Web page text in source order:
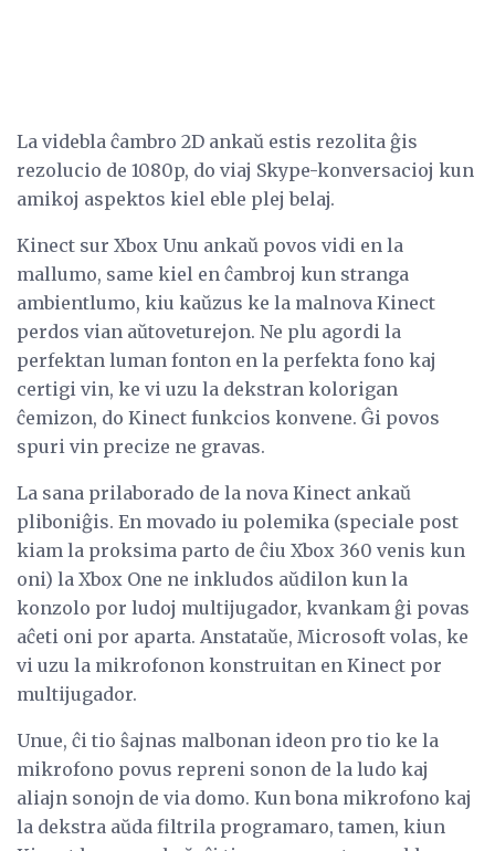
La videbla ĉambro 2D ankaŭ estis rezolita ĝis
rezolucio de 1080p, do viaj Skype-konversacioj kun
amikoj aspektos kiel eble plej belaj.
Kinect sur Xbox Unu ankaŭ povos vidi en la
mallumo, same kiel en ĉambroj kun stranga
ambientlumo, kiu kaŭzus ke la malnova Kinect
perdos vian aŭtoveturejon. Ne plu agordi la
perfektan luman fonton en la perfekta fono kaj
certigi vin, ke vi uzu la dekstran kolorigan
ĉemizon, do Kinect funkcios konvene. Ĝi povos
spuri vin precize ne gravas.
La sana prilaborado de la nova Kinect ankaŭ
pliboniĝis. En movado iu polemika (speciale post
kiam la proksima parto de ĉiu Xbox 360 venis kun
oni) la Xbox One ne inkludos aŭdilon kun la
konzolo por ludoj multijugador, kvankam ĝi povas
aĉeti oni por aparta. Anstataŭe, Microsoft volas, ke
vi uzu la mikrofonon konstruitan en Kinect por
multijugador.
Unue, ĉi tio ŝajnas malbonan ideon pro tio ke la
mikrofono povus repreni sonon de la ludo kaj
aliajn sonojn de via domo. Kun bona mikrofono kaj
la dekstra aŭda filtrila programaro, tamen, kiun